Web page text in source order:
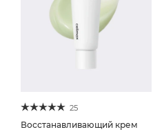
25
Восстанавливающий крем